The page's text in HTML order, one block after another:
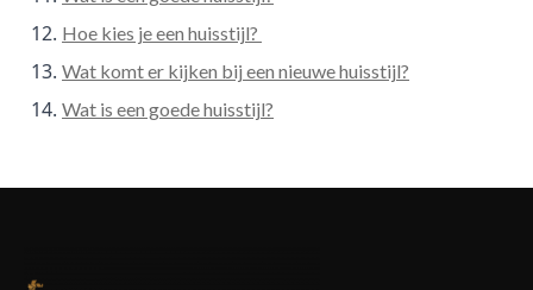
Hoe kies je een huisstijl?
Wat komt er kijken bij een nieuwe huisstijl?
Wat is een goede huisstijl?